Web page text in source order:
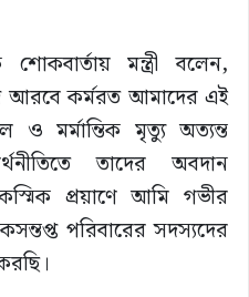
মন্ত্রী বলেন,
আরবে কর্মরত আমাদের এই
ও মর্মান্তিক মৃত্যু অত্যন্ত
তাদের অবদান
প্রয়াণে আমি গভীর
পরিবারের সদস্যদের